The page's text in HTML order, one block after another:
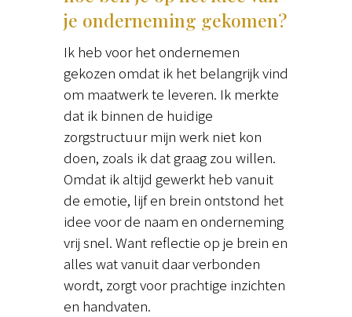
je onderneming gekomen?
Ik heb voor het ondernemen
gekozen omdat ik het belangrijk vind
om maatwerk te leveren. Ik merkte
dat ik binnen de huidige
zorgstructuur mijn werk niet kon
doen, zoals ik dat graag zou willen.
Omdat ik altijd gewerkt heb vanuit
de emotie, lijf en brein ontstond het
idee voor de naam en onderneming
vrij snel. Want reflectie op je brein en
alles wat vanuit daar verbonden
wordt, zorgt voor prachtige inzichten
en handvaten.